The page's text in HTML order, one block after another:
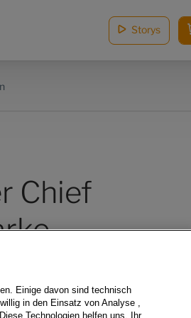
Storys
Chief
Einige davon sind technisch
in den Einsatz von Analyse ,
Technologien helfen uns, Ihr